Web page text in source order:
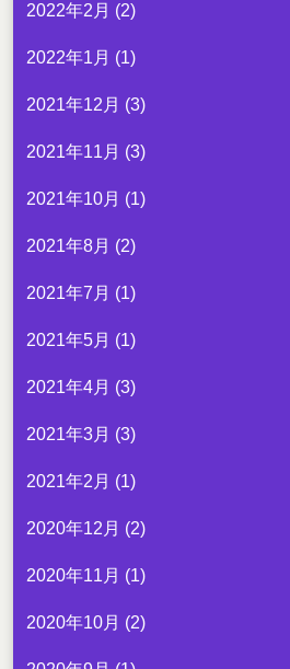
2022年2月 (2)
2022年1月 (1)
2021年12月 (3)
2021年11月 (3)
2021年10月 (1)
2021年8月 (2)
2021年7月 (1)
2021年5月 (1)
2021年4月 (3)
2021年3月 (3)
2021年2月 (1)
2020年12月 (2)
2020年11月 (1)
2020年10月 (2)